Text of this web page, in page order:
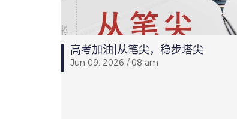
高考加油|从笔尖，稳步塔尖
Jun 09, 2026 / 08 am